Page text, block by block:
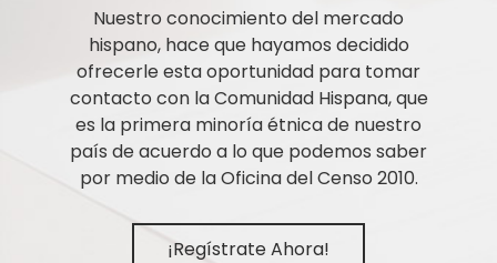
Nuestro conocimiento del mercado
hispano, hace que hayamos decidido
ofrecerle esta oportunidad para tomar
contacto con la Comunidad Hispana, que
es la primera minoría étnica de nuestro
país de acuerdo a lo que podemos saber
por medio de la Oficina del Censo 2010.
¡Regístrate Ahora!